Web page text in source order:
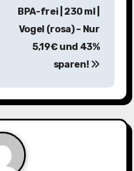
BPA-frei | 230 ml |
Vogel (rosa) – Nur
5,19€ und 43%
sparen!